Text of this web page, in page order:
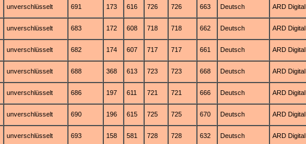
unverschlüsselt 691 173 616 726 726 663 Deutsch ARD Digital
unverschlüsselt 683 172 608 718 718 662 Deutsch ARD Digital
unverschlüsselt 682 174 607 717 717 661 Deutsch ARD Digital
unverschlüsselt 688 368 613 723 723 668 Deutsch ARD Digital
unverschlüsselt 686 197 611 721 721 666 Deutsch ARD Digital
unverschlüsselt 690 196 615 725 725 670 Deutsch ARD Digital
unverschlüsselt 693 158 581 728 728 632 Deutsch ARD Digital